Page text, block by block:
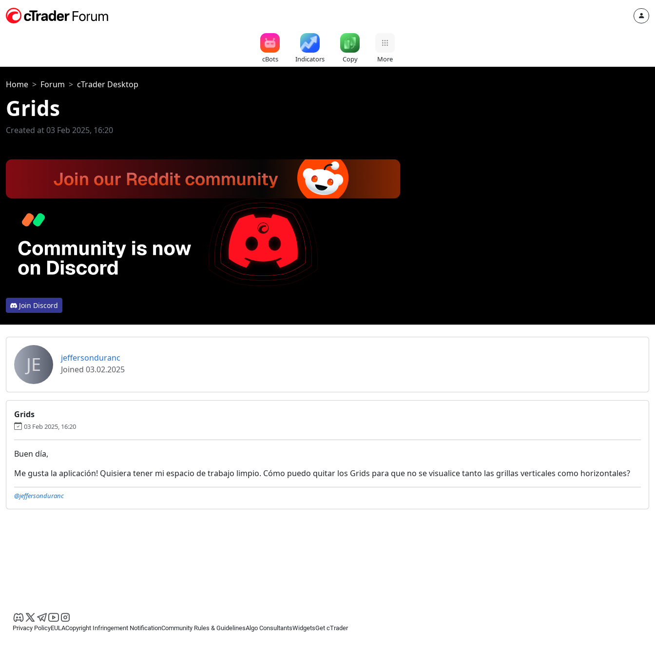
cBots Indicators Copy More
Home Forum cTrader Desktop
Grids
Created at 03 Feb 2025, 16:20
Join Discord
JE
jeffersonduranc
Joined 03.02.2025
Grids
03 Feb 2025, 16:20
Buen día,
Me gusta la aplicación! Quisiera tener mi espacio de trabajo limpio. Cómo puedo quitar los Grids para que no se visualice tanto las grillas verticales como horizontales?
@jeffersonduranc
Privacy PolicyEULACopyright Infringement NotificationCommunity Rules & GuidelinesAlgo ConsultantsWidgetsGet cTrader